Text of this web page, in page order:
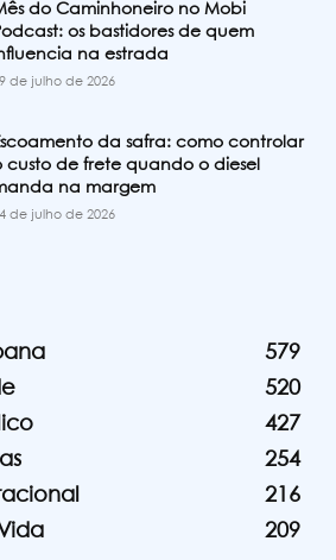
do Caminhoneiro no Mobi
os bastidores de quem
na estrada
de julho de 2026
da safra: como controlar
custo de frete quando o diesel
na margem
de julho de 2026
579
520
427
254
216
209